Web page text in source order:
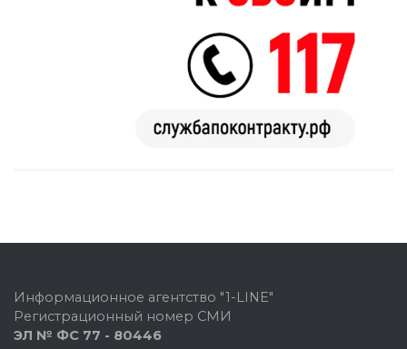
Информационное агентство "1-LINE"
Регистрационный номер СМИ
ЭЛ № ФС 77 - 80446